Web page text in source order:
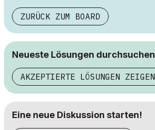
ZURÜCK ZUM BOARD
Neueste Lösungen durchsuchen
AKZEPTIERTE LÖSUNGEN ZEIGEN
Eine neue Diskussion starten!